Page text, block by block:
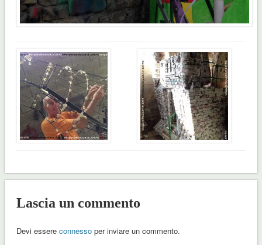
Lascia un commento
Devi essere connessoper inviare un commento.